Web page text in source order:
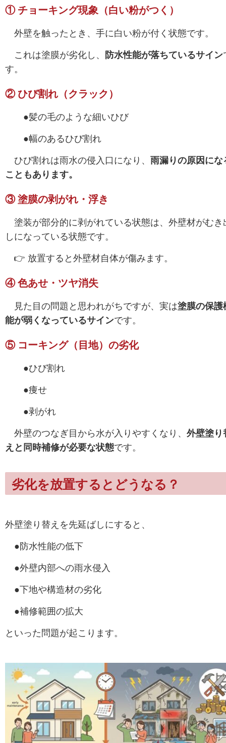
① チョーキング現象（白い粉がつく）
外壁を触ったとき、 手に白い粉が付く状態です。
これは塗膜が劣化し、 防水性能が落ちているサイン
す。
② ひび割れ（クラック）
●髪の毛のような細いひび
●幅のあるひび割れ
ひび割れは雨水の侵入口になり、 雨漏りの原因にな
こともあります。
③ 塗膜の剥がれ・浮き
塗装が部分的に剥がれている状態は、 外壁材がむき
しになっている状態です。
👉 放置すると外壁材自体が傷みます。
④ 色あせ・ツヤ消失
見た目の問題と思われがちですが、 実は塗膜の保護
能が弱くなっているサインです。
⑤ コーキング（目地）の劣化
●ひび割れ
●痩せ
●剥がれ
外壁のつなぎ目から水が入りやすくなり、 外壁塗り
えと同時補修が必要な状態です。
劣化を放置するとどうなる？
外壁塗り替えを先延ばしにすると、
●防水性能の低下
●外壁内部への雨水侵入
●下地や構造材の劣化
●補修範囲の拡大
といった問題が起こります。